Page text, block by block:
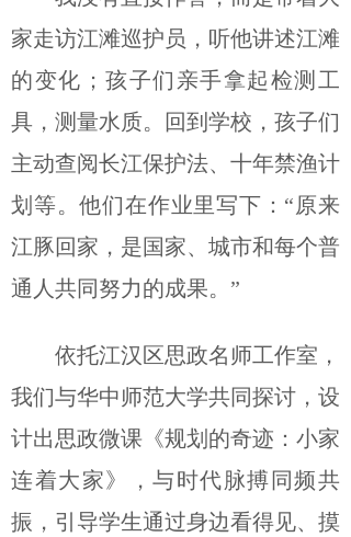
家走访江滩巡护员，听他讲述江滩
的变化；孩子们亲手拿起检测工
具，测量水质。回到学校，孩子们
主动查阅长江保护法、十年禁渔计
划等。他们在作业里写下：“原来
江豚回家，是国家、城市和每个普
通人共同努力的成果。”
依托江汉区思政名师工作室，
我们与华中师范大学共同探讨，设
计出思政微课《规划的奇迹：小家
连着大家》，与时代脉搏同频共
振，引导学生通过身边看得见、摸